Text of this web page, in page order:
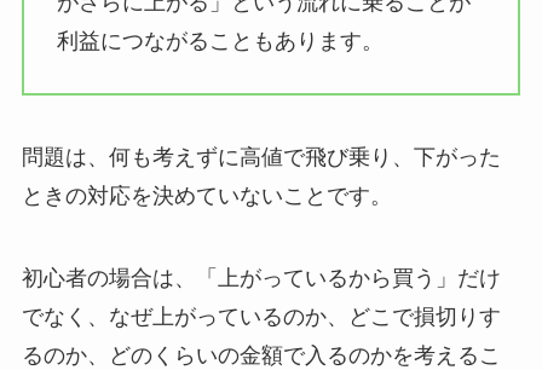
利益につながることもあります。
問題は、何も考えずに高値で飛び乗り、下がった
ときの対応を決めていないことです。
初心者の場合は、「上がっているから買う」だけ
でなく、なぜ上がっているのか、どこで損切りす
るのか、どのくらいの金額で入るのかを考えるこ